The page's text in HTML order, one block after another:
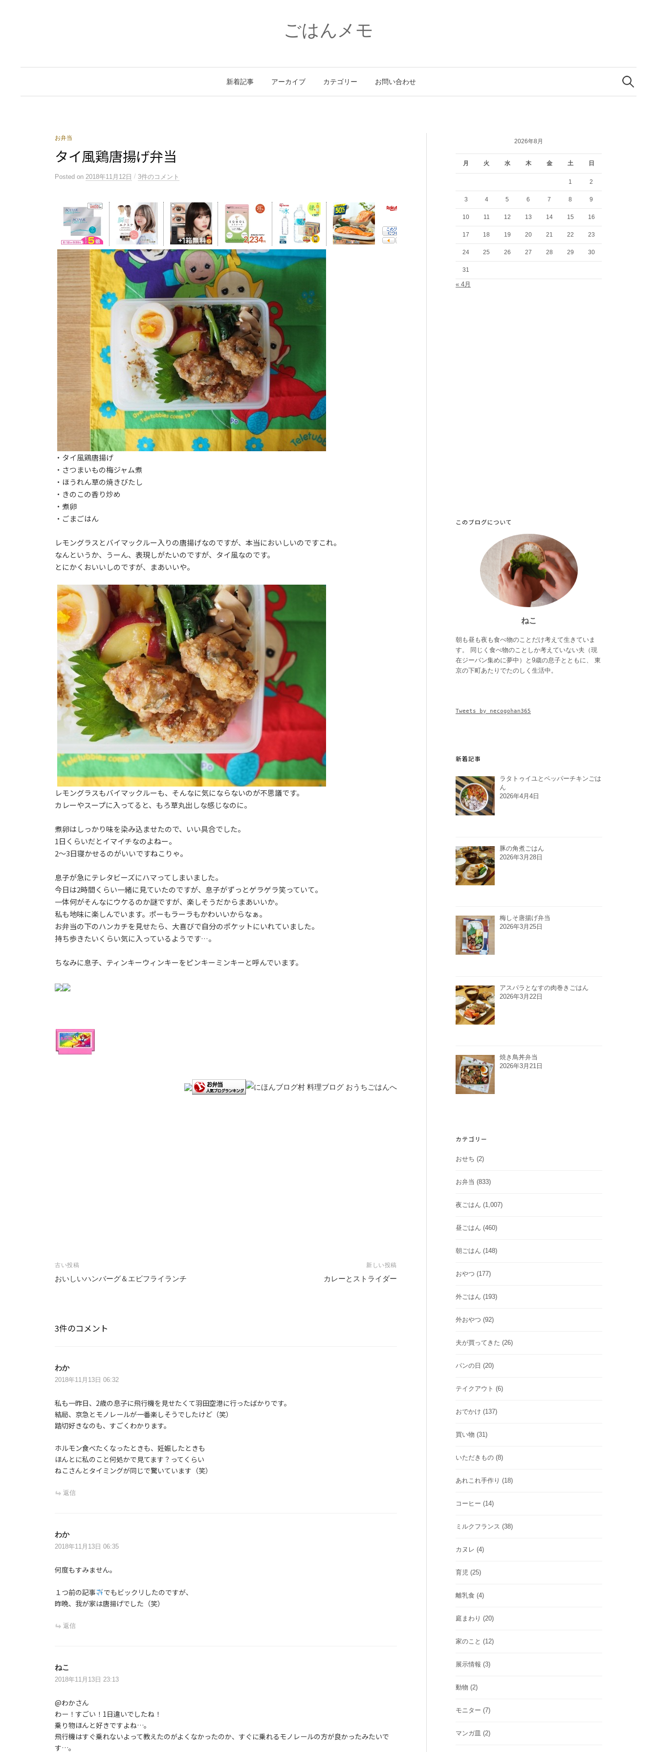
へ
ごはんメモ
新着記事 アーカイブ カテゴリー お問い合わせ
索:
お弁当
タイ風鶏唐揚げ弁当
Posted on 2018年11月12日 / 3件のコメント
・タイ風鶏唐揚げ
・さつまいもの梅ジャム煮
・ほうれん草の焼きびたし
・きのこの香り炒め
・煮卵
・ごまごはん
レモングラスとバイマックルー入りの唐揚げなのですが、本当においしいのですこれ。
なんというか、うーん、表現しがたいのですが、タイ風なのです。
とにかくおいいしのですが、まあいいや。
レモングラスもバイマックルーも、そんなに気にならないのが不思議です。
カレーやスープに入ってると、もろ草丸出しな感じなのに。
煮卵はしっかり味を染み込ませたので、いい具合でした。
1日くらいだとイマイチなのよねー。
2〜3日寝かせるのがいいですねこりゃ。
息子が急にテレタビーズにハマってしまいました。
今日は2時間くらい一緒に見ていたのですが、息子がずっとゲラゲラ笑っていて。
一体何がそんなにウケるのか謎ですが、楽しそうだからまあいいか。
私も地味に楽しんでいます。ポーもラーラもかわいいからなぁ。
お弁当の下のハンカチを見せたら、大喜びで自分のポケットにいれていました。
持ち歩きたいくらい気に入っているようです…。
ちなみに息子、ティンキーウィンキーをピンキーミンキーと呼んでいます。
投
稿
ー
ン
古い投稿
おいしいハンバーグ＆エビフライランチ
新しい投稿
カレーとストライダー
3件のコメント
わか
2018年11月13日 06:32
私も一昨日、2歳の息子に飛行機を見せたくて羽田空港に行ったばかりです。
結局、京急とモノレールが一番楽しそうでしたけど（笑）
踏切好きなのも、すごくわかります。
ホルモン食べたくなったときも、妊娠したときも
ほんとに私のこと何処かで見てます？ってくらい
ねこさんとタイミングが同じで驚いています（笑）
返信
わか
2018年11月13日 06:35
何度もすみません。
１つ前の記事
でもビックリしたのですが、
昨晩、我が家は唐揚げでした（笑）
返信
ねこ
2018年11月13日 23:13
@わかさん
わー！すごい！1日違いでしたね！
乗り物ほんと好きですよね…。
飛行機はすぐ乗れないよって教えたのがよくなかったのか、すぐに乗れるモノレールの方が良かったみたいで
す…。
2026年8月
月 火 水 木 金 土 日
1 2
3 4 5 6 7 8 9
10 11 12 13 14 15 16
17 18 19 20 21 22 23
24 25 26 27 28 29 30
31
« 4月
このブログについて
ねこ
朝も昼も夜も食べ物のことだけ考えて生きていま
す。 同じく食べ物のことしか考えていない夫（現
在ジーパン集めに夢中）と9歳の息子とともに、 東
京の下町あたりでたのしく生活中。
Tweets by necogohan365
新着記事
ラタトゥイユとペッパーチキンごは
ん
2026年4月4日
豚の角煮ごはん
2026年3月28日
梅しそ唐揚げ弁当
2026年3月25日
アスパラとなすの肉巻きごはん
2026年3月22日
焼き鳥丼弁当
2026年3月21日
カテゴリー
おせち (2)
お弁当 (833)
夜ごはん (1,007)
昼ごはん (460)
朝ごはん (148)
おやつ (177)
外ごはん (193)
外おやつ (92)
夫が買ってきた (26)
パンの日 (20)
テイクアウト (6)
おでかけ (137)
買い物 (31)
いただきもの (8)
あれこれ手作り (18)
コーヒー (14)
ミルクフランス (38)
カヌレ (4)
育児 (25)
離乳食 (4)
庭まわり (20)
家のこと (12)
展示情報 (3)
動物 (2)
モニター (7)
マンガ皿 (2)